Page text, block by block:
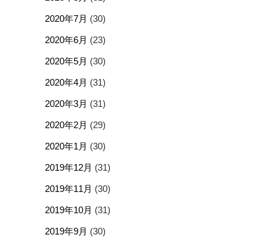
2020年7月 (30)
2020年6月 (23)
2020年5月 (30)
2020年4月 (31)
2020年3月 (31)
2020年2月 (29)
2020年1月 (30)
2019年12月 (31)
2019年11月 (30)
2019年10月 (31)
2019年9月 (30)